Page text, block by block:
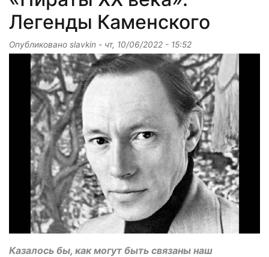
Легенды Каменского
Опубликовано slavkin - чт, 10/06/2022 - 15:52
Казалось бы, как могут быть связаны наш